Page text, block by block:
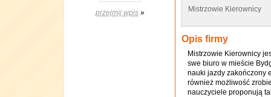
przejmij wpis» Mistrzowie Kierownicy
Opis firmy
Mistrzowie Kierownicy
swe biuro w mieście
nauki jazdy zakończony
również możliwość
nauczyciele proponują